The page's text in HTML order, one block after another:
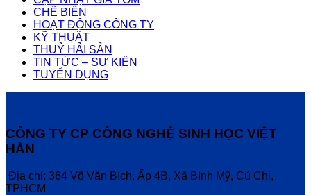
CHẾ BIẾN
HOẠT ĐỘNG CÔNG TY
KỸ THUẬT
THUỶ HẢI SẢN
TIN TỨC – SỰ KIỆN
TUYỂN DỤNG
CÔNG TY CP CÔNG NGHỆ SINH HỌC VIỆT
HÀN
Địa chỉ: 364 Võ Văn Bích, Ấp 4B, Xã Bình Mỹ, Củ Chi,
TPHCM